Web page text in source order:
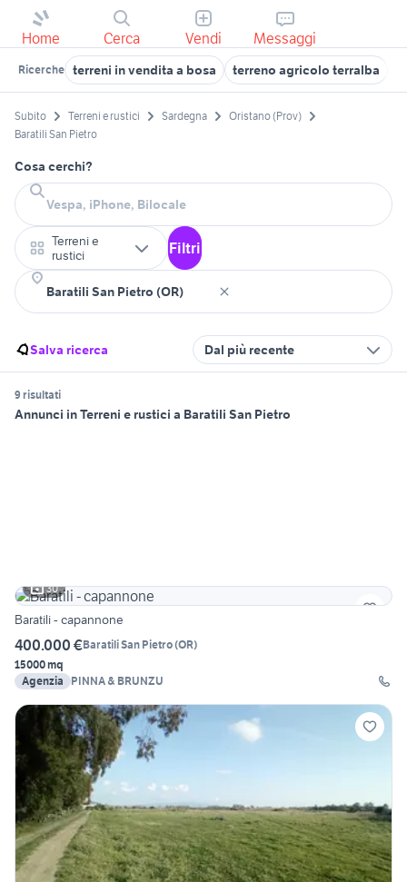
Home Cerca Vendi Messaggi
Ricerche terreni in vendita a bosa terreno agricolo terralba
Subito Terreni e rustici Sardegna
Oristano (Prov)
Baratili San Pietro
Cosa cerchi?
Terreni e
rustici
Filtri
Salva ricerca Dal più recente
9 risultati
Annunci in Terreni e rustici a Baratili San Pietro
30
Baratili - capannone
400.000 €Baratili San Pietro(OR)
15000 mq
Agenzia
PINNA & BRUNZU